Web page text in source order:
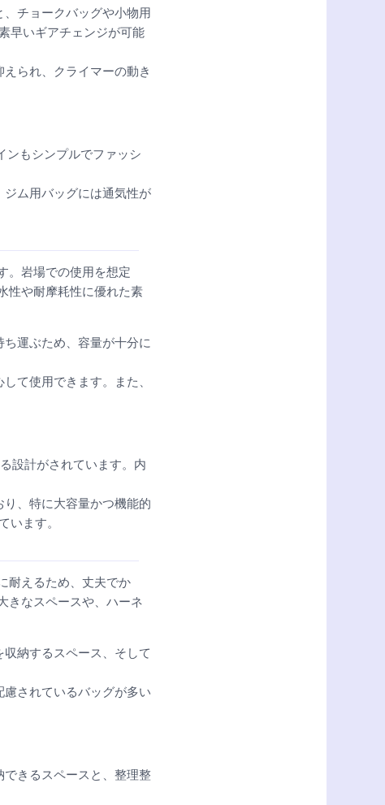
チョークバッグや小物用
早いギアチェンジが可能
られ、クライマーの動き
ンもシンプルでファッシ
ム用バッグには通気性が
。岩場での使用を想定
性や耐摩耗性に優れた素
運ぶため、容量が十分に
て使用できます。また、
設計がされています。内
、特に大容量かつ機能的
います。
耐えるため、丈夫でか
きなスペースや、ハーネ
納するスペース、そして
されているバッグが多い
きるスペースと、整理整